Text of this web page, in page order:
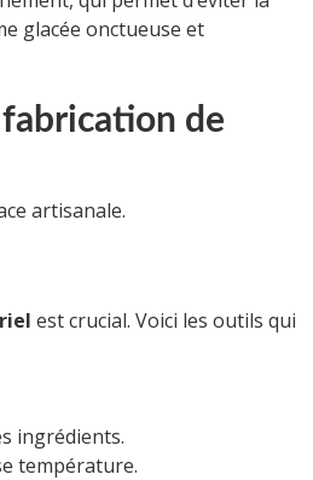
glacée onctueuse et
de
artisanale.
est crucial. Voici les outils qui
ingrédients.
température.